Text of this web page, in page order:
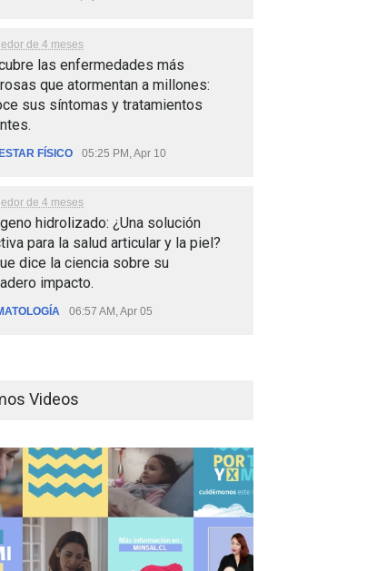
de 4 meses
las enfermedades más
que atormentan a millones:
sus síntomas y tratamientos
FÍSICO 05:25 PM, Apr 10
de 4 meses
hidrolizado: ¿Una solución
para la salud articular y la piel?
dice la ciencia sobre su
impacto.
06:57 AM, Apr 05
Videos